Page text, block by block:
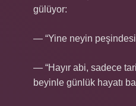
gülüyor:
— “Yine neyin
— “Hayır abi, sadece
beyinle günlük hayatı